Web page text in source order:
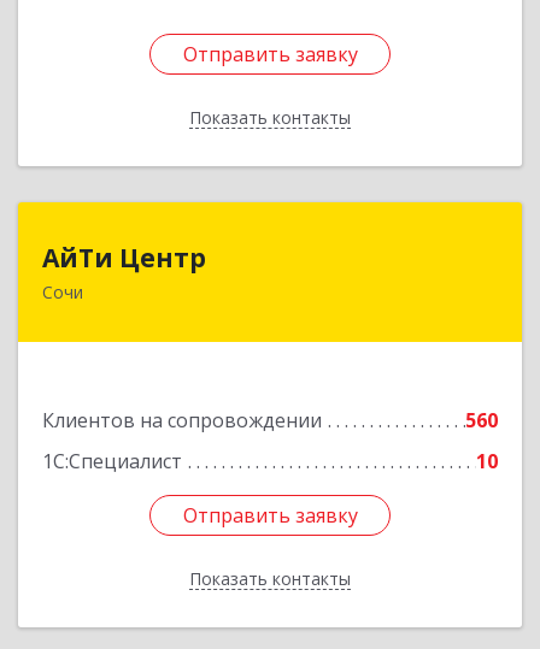
Отправить заявку
Показать контакты
Отправить заявку
Назад
АйТи Центр
Сочи
Клиентов на сопровождении
560
1С:Специалист
10
Отправить заявку
Показать контакты
354000, Краснодарский край, Сочи, Московская
Отправить заявку
Назад